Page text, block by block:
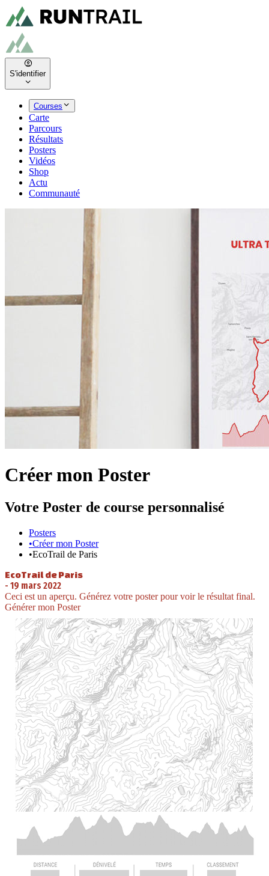
S'identifier
Courses
Carte
Parcours
Résultats
Posters
Vidéos
Shop
Actu
Communauté
Créer mon Poster
Votre Poster de course personnalisé
Posters
•Créer mon Poster
•EcoTrail de Paris
EcoTrail de Paris
- 19 mars 2022
Ceci est un aperçu. Générez votre poster pour voir le résultat final.
Générer mon Poster